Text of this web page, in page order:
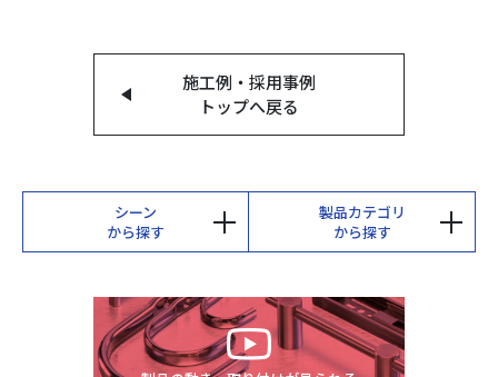
施工例・採用事例
トップへ戻る
シーン
から探す
製品カテゴリ
から探す